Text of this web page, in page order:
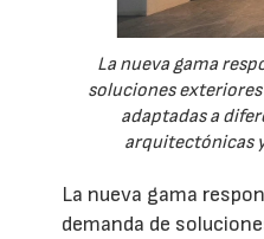
La nueva gama
soluciones
adaptadas a
arquitectónicas
La nueva gama
demanda de